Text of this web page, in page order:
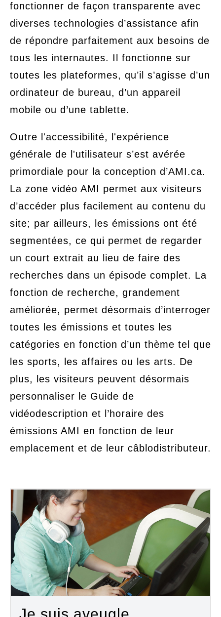
fonctionner de façon transparente avec
diverses technologies d’assistance afin
de répondre parfaitement aux besoins de
tous les internautes. Il fonctionne sur
toutes les plateformes, qu’il s’agisse d’un
ordinateur de bureau, d’un appareil
mobile ou d’une tablette.
Outre l'accessibilité, l'expérience
générale de l'utilisateur s’est avérée
primordiale pour la conception d’AMI.ca.
La zone vidéo AMI permet aux visiteurs
d’accéder plus facilement au contenu du
site; par ailleurs, les émissions ont été
segmentées, ce qui permet de regarder
un court extrait au lieu de faire des
recherches dans un épisode complet. La
fonction de recherche, grandement
améliorée, permet désormais d’interroger
toutes les émissions et toutes les
catégories en fonction d’un thème tel que
les sports, les affaires ou les arts. De
plus, les visiteurs peuvent désormais
personnaliser le Guide de
vidéodescription et l’horaire des
émissions AMI en fonction de leur
emplacement et de leur câblodistributeur.
Je suis aveugle